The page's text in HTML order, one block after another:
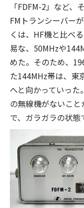
「FDFM-2」など
FMトランシーバー
くは、HF機と比べ
易な、50MHzや
めた。そのため、
た144MHz帯は、東
へと向かっていっ
の無線機がないこ
で、ガラガラの状態